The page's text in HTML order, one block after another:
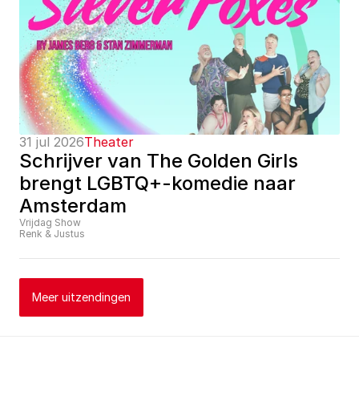
31 jul 2026Theater
Schrijver van The Golden Girls
brengt LGBTQ+-komedie naar
Amsterdam
Vrijdag Show
Renk & Justus
Meer uitzendingen